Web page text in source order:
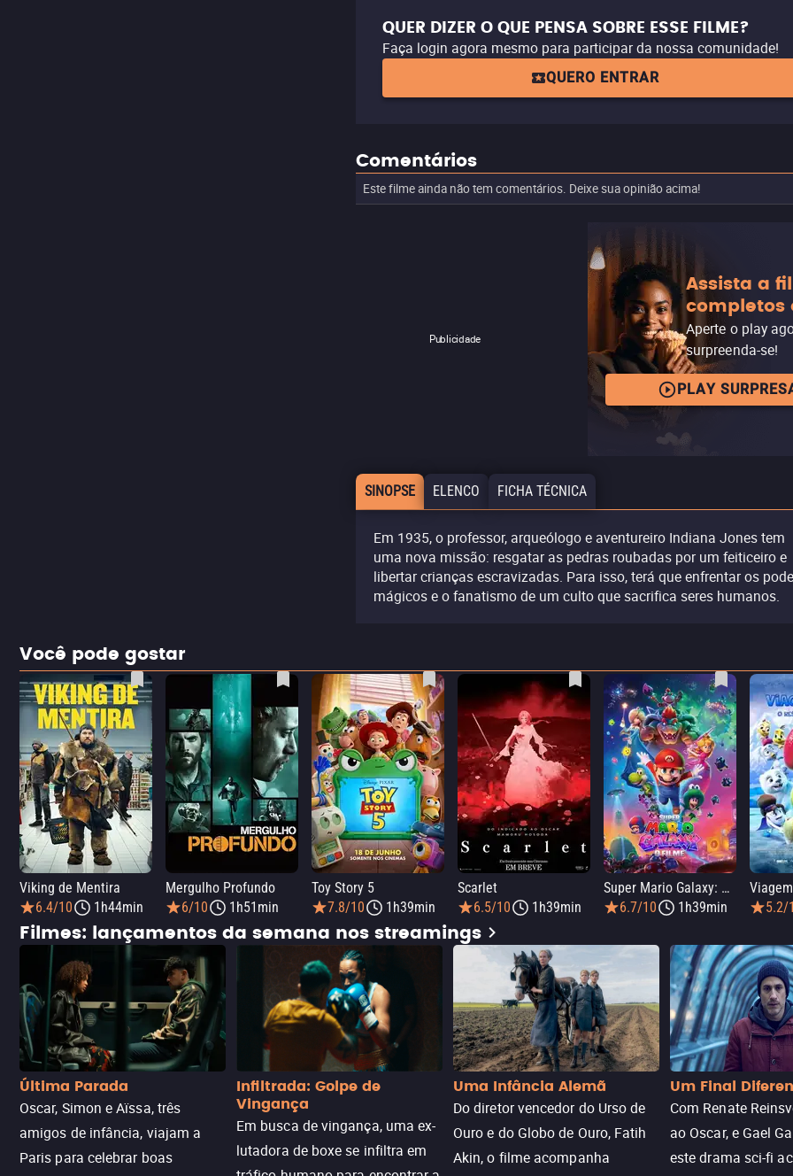
QUER DIZER O QUE PENSA SOBRE ESSE FILME?
Faça login agora mesmo para participar da nossa comunidade!
QUERO ENTRAR
Comentários
Este filme ainda não tem comentários. Deixe sua opinião acima!
Publicidade
Assista a
completos
Aperte o play
surpreenda-se!
PLAY
SINOPSE ELENCO FICHA TÉCNICA
Em 1935, o professor, arqueólogo e aventureiro Indiana Jones tem
uma nova missão: resgatar as pedras roubadas por um feiticeiro e
libertar crianças escravizadas. Para isso, terá que enfrentar os
mágicos e o fanatismo de um culto que sacrifica seres humanos.
Você pode gostar
Viking de Mentira
6.4/10
1h44min
Mergulho Profundo
6/10
1h51min
Toy Story 5
7.8/10
1h39min
Scarlet
6.5/10
1h39min
Super Mario Galaxy: O Filme
6.7/10
1h39min 5.2/
Filmes: lançamentos da semana nos streamings
Última Parada
Oscar, Simon e Aïssa, três
amigos de infância, viajam a
Paris para celebrar boas
Infiltrada: Golpe de
Vingança
Em busca de vingança, uma ex-
lutadora de boxe se infiltra em
Uma Infância Alemã
Do diretor vencedor do Urso de
Ouro e do Globo de Ouro, Fatih
Akin, o filme acompanha
Um Final
Com Renate
ao Oscar, e Gael
este drama sci-fi